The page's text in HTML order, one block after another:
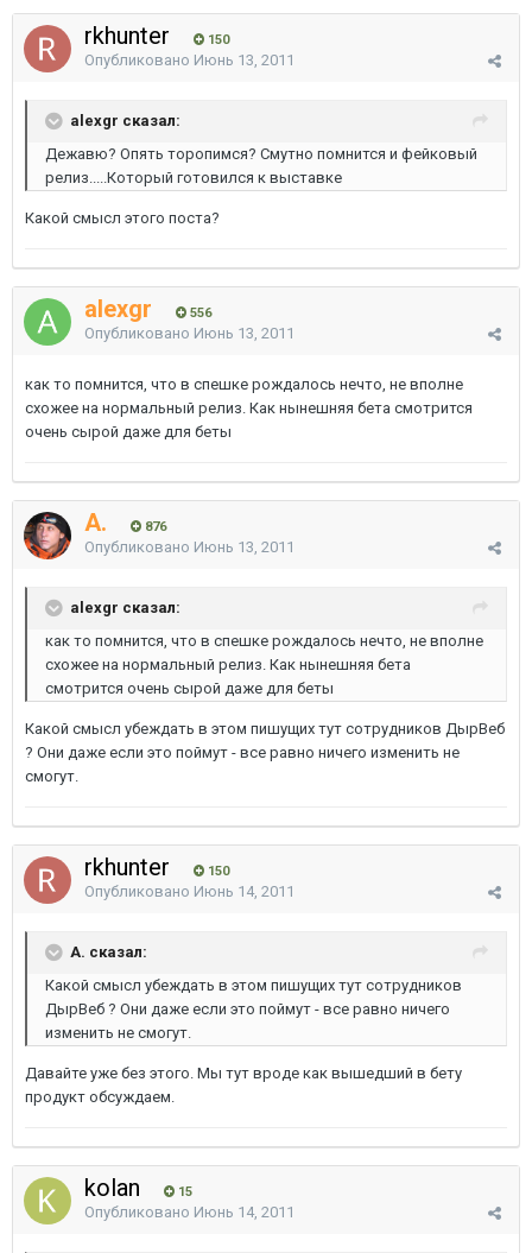
rkhunter 150
Опубликовано Июнь 13, 2011
alexgr сказал:
Дежавю? Опять торопимся? Смутно помнится и фейковый
релиз.....Который готовился к выставке
Какой смысл этого поста?
alexgr 556
Опубликовано Июнь 13, 2011
как то помнится, что в спешке рождалось нечто, не вполне
схожее на нормальный релиз. Как нынешняя бета смотрится
очень сырой даже для беты
A. 876
Опубликовано Июнь 13, 2011
alexgr сказал:
как то помнится, что в спешке рождалось нечто, не вполне
схожее на нормальный релиз. Как нынешняя бета
смотрится очень сырой даже для беты
Какой смысл убеждать в этом пишущих тут сотрудников ДырВеб
? Они даже если это поймут - все равно ничего изменить не
смогут.
rkhunter 150
Опубликовано Июнь 14, 2011
A. сказал:
Какой смысл убеждать в этом пишущих тут сотрудников
ДырВеб ? Они даже если это поймут - все равно ничего
изменить не смогут.
Давайте уже без этого. Мы тут вроде как вышедший в бету
продукт обсуждаем.
kolan 15
Опубликовано Июнь 14, 2011